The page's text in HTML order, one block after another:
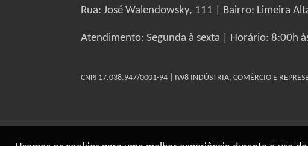
Rua: José Walendowsky, 111 | Bairro: Limeira
Atendimento: Segunda à sexta | Horário: 8:00h
CNPJ 17.038.947/0001-94 | IW8 INDÚSTRIA, COMÉRCIO E